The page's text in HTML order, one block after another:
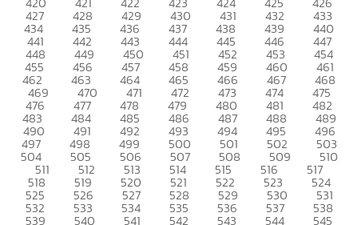
427 428 429 430 431 432 433
434 435 436 437 438 439 440
441 442 443 444 445 446 447
448 449 450 451 452 453 454
455 456 457 458 459 460 461
462 463 464 465 466 467 468
469 470 471 472 473 474 475
476 477 478 479 480 481 482
483 484 485 486 487 488 489
490 491 492 493 494 495 496
497 498 499 500 501 502 503
504 505 506 507 508 509 510
511 512 513 514 515 516 517
518 519 520 521 522 523 524
525 526 527 528 529 530 531
532 533 534 535 536 537 538
539 540 541 542 543 544 545